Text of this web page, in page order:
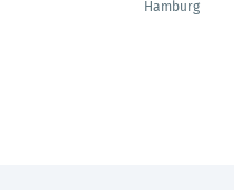
Hamburg